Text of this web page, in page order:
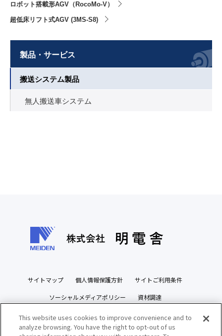
ロボット搭載形AGV（RocoMo-V）
超低床リフト式AGV (3MS-S8)
製品・サービス
搬送システム製品
無人搬送車システム
サイトマップ 個人情報保護方針 サイトご利用条件
ソーシャルメディアポリシー 資材調達
ビジネスパートナーズサイト
This website uses cookies to improve convenience and to
analyze browsing. You have the right to opt-out of us